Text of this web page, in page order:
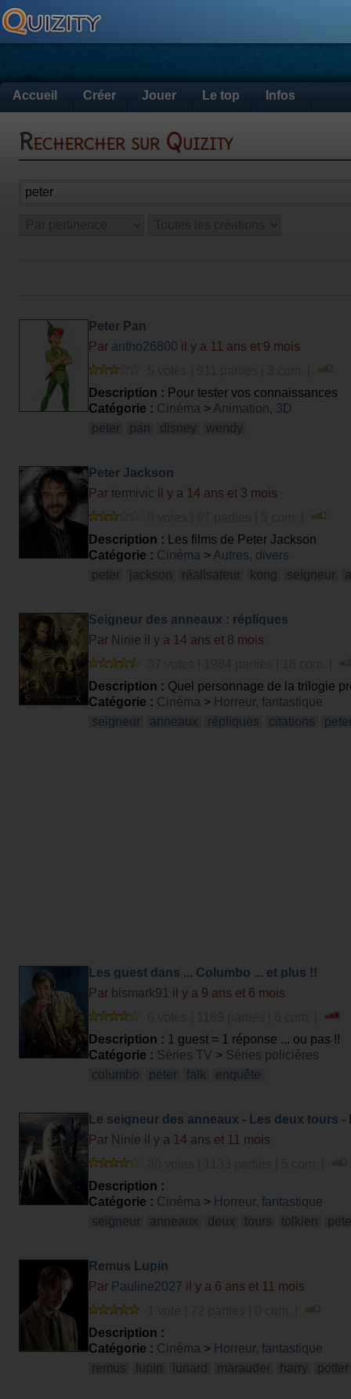
Accueil Créer Jouer Le top Infos
Rechercher sur Quizity
Peter Pan
Par antho26800 il y a 11 ans et 9 mois
Description : Pour tester vos connaissances
Catégorie : Cinéma > Animation, 3D
peter
pan disney wendy
Peter Jackson
Par termivic il y a 14 ans et 3 mois
Description : Les films de Peter Jackson
Catégorie : Cinéma > Autres, divers
peter
jackson réalisateur kong seigneur
Seigneur des anneaux : répliques
Par Ninie il y a 14 ans et 8 mois
Description : Quel personnage de la trilogie
Catégorie : Cinéma > Horreur, fantastique
seigneur
anneaux répliques citations
Les guest dans ... Columbo ... et plus !!
Par bismark91 il y a 9 ans et 6 mois
Description : 1 guest = 1 réponse ... ou pas !!
Catégorie : Séries TV > Séries policières
columbo
peter falk enquête
Le seigneur des anneaux - Les deux tours -
Par Ninie il y a 14 ans et 11 mois
Description :
Catégorie : Cinéma > Horreur, fantastique
seigneur
anneaux deux tours tolkien
Remus Lupin
Par Pauline2027 il y a 6 ans et 11 mois
Description :
Catégorie : Cinéma > Horreur, fantastique
remus
lupin lunard marauder harry potter